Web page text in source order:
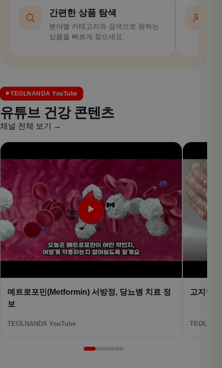
간편한 상품 탐색
분야별 카테고리와 검색으로 원하는
상품을 빠르게 찾으세요.
TEOLNANDA YouTube
유튜브 건강 콘텐츠
채널 전체 보기 →
▶
메트로포민(Metformin) 서방정, 당뇨병 치료 정
보
TEOLNANDA YouTube
고지혈